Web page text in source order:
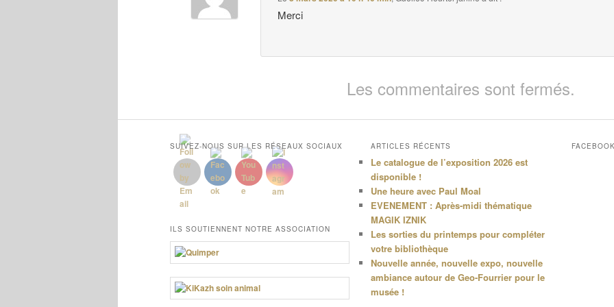
Merci
Les commentaires sont fermés.
SUIVEZ-NOUS SUR LES RÉSEAUX SOCIAUX
ILS SOUTIENNENT NOTRE ASSOCIATION
ARTICLES RÉCENTS
Le catalogue de l’exposition 2026 est
disponible !
Une heure avec Paul Moal
EVENEMENT : Après-midi thématique
MAGIK IZNIK
Les sorties du printemps pour compléter
votre bibliothèque
Nouvelle année, nouvelle expo, nouvelle
ambiance autour de Geo-Fourrier pour le
musée !